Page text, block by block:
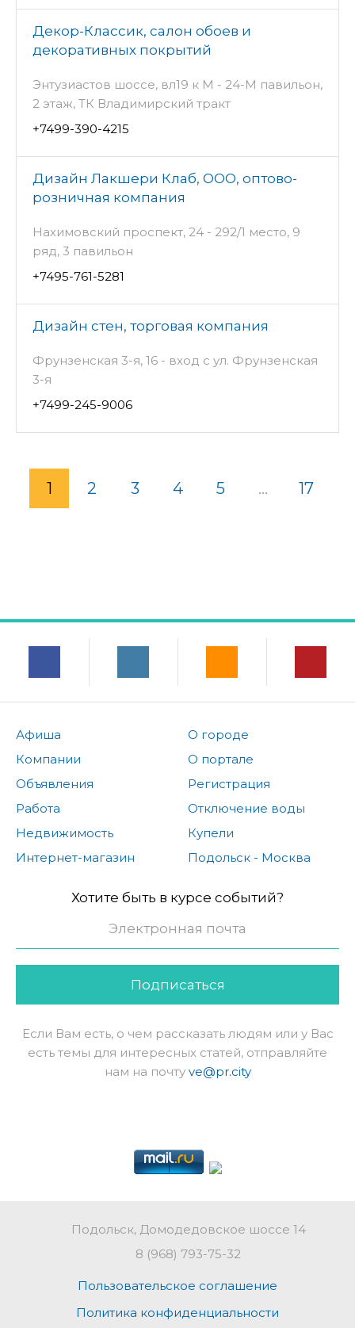
Декор-Классик, салон обоев и
декоративных покрытий
Энтузиастов шоссе, вл19 к М - 24-М павильон,
2 этаж, ТК Владимирский тракт
+7499-390-4215
Дизайн Лакшери Клаб, ООО, оптово-
розничная компания
Нахимовский проспект, 24 - 292/1 место, 9
ряд, 3 павильон
+7495-761-5281
Дизайн стен, торговая компания
Фрунзенская 3-я, 16 - вход с ул. Фрунзенская
3-я
+7499-245-9006
1 2 3 4 5 ... 17
Афиша
Компании
Объявления
Работа
Недвижимость
Интернет-магазин
О городе
О портале
Регистрация
Отключение воды
Купели
Подольск - Москва
Хотите быть в курсе событий?
Подписаться
Если Вам есть, о чем рассказать людям или у Вас
есть темы для интересных статей, отправляйте
нам на почту ve@pr.city
Подольск, Домодедовское шоссе 14
8 (968) 793-75-32
Пользовательское соглашение
Политика конфиденциальности